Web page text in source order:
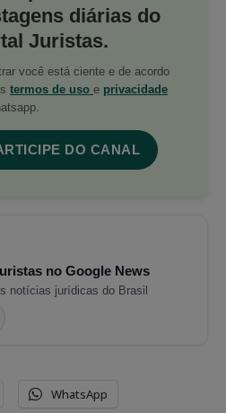
diárias do
Juristas.
você está ciente e de acordo
termos de uso e privacidade
DO CANAL
no Google News
notícias jurídicas do Brasil
WhatsApp